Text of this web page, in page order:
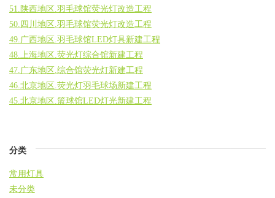
51.陕西地区.羽毛球馆荧光灯改造工程
50.四川地区.羽毛球馆荧光灯改造工程
49.广西地区.羽毛球馆LED灯具新建工程
48.上海地区.荧光灯综合馆新建工程
47.广东地区.综合馆荧光灯新建工程
46.北京地区.荧光灯羽毛球场新建工程
45.北京地区.篮球馆LED灯光新建工程
分类
常用灯具
未分类